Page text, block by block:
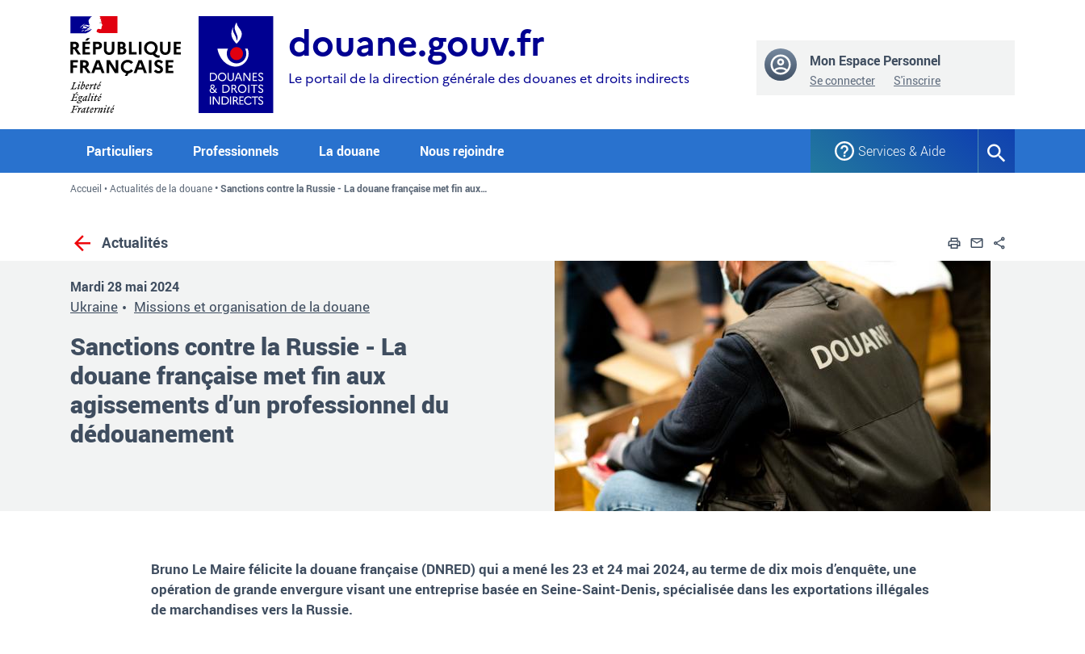
douane.gouv.fr
Le portail de la direction générale des douanes et droits indirects
Mon Espace Personnel
Se connecter S'inscrire
Particuliers Professionnels La douane Nous rejoindre Services & Aide
Formulaire
Accueil Actualités de la douane Sanctions contre la Russie - La douane française met fin aux…
Actualités ImprimerEnvoyer par
Mardi 28 mai 2024
Ukraine Missions et organisation de la douane
Sanctions contre la Russie - La
douane française met fin aux
agissements d’un professionnel du
dédouanement
Bruno Le Maire félicite la douane française (DNRED) qui a mené les 23 et 24 mai 2024, au terme de dix mois d’enquête, une
opération de grande envergure visant une entreprise basée en Seine-Saint-Denis, spécialisée dans les exportations illégales
de marchandises vers la Russie.